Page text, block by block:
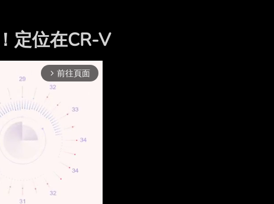
定位在CR-V
arrow_forward_ios 前往頁面